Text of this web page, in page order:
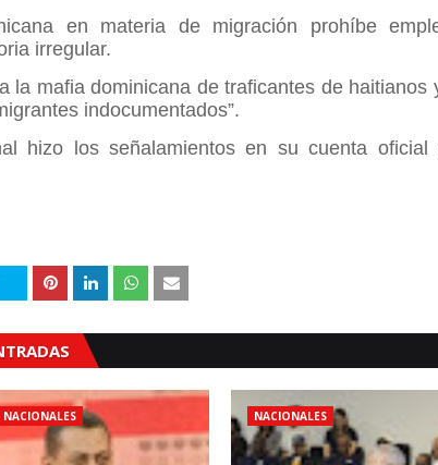
en materia de migración prohíbe
irregular.
la mafia dominicana de traficantes de haitianos
indocumentados”.
hizo los señalamientos en su cuenta oficial
NACIONALES NACIONALES